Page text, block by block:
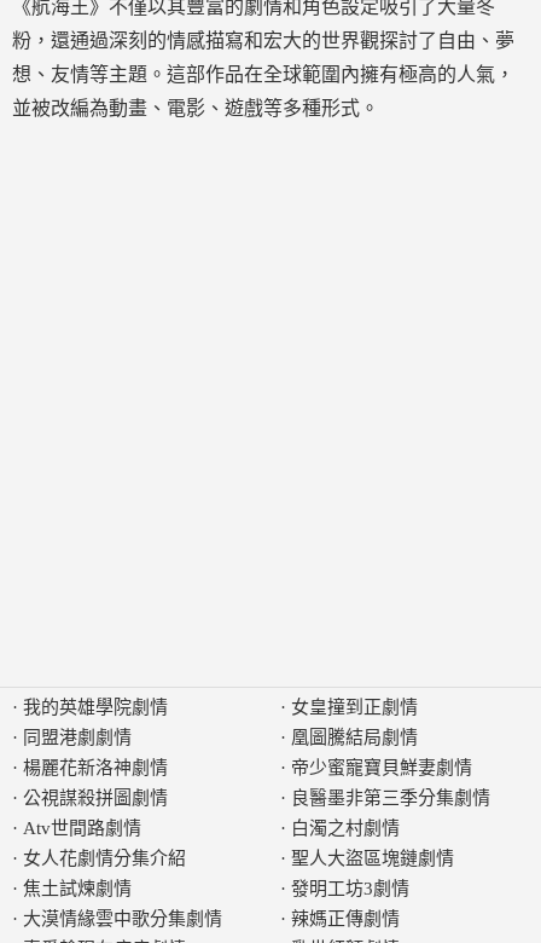
《航海王》不僅以其豐富的劇情和角色設定吸引了大量冬
粉，還通過深刻的情感描寫和宏大的世界觀探討了自由、夢
想、友情等主題。這部作品在全球範圍內擁有極高的人氣，
並被改編為動畫、電影、遊戲等多種形式。
· 我的英雄學院劇情
· 同盟港劇劇情
· 楊麗花新洛神劇情
· 公視謀殺拼圖劇情
· Atv世間路劇情
· 女人花劇情分集介紹
· 焦土試煉劇情
· 大漠情緣雲中歌分集劇情
· 女皇撞到正劇情
· 凰圖騰結局劇情
· 帝少蜜寵寶貝鮮妻劇情
· 良醫墨非第三季分集劇情
· 白濁之村劇情
· 聖人大盜區塊鏈劇情
· 發明工坊3劇情
· 辣媽正傳劇情